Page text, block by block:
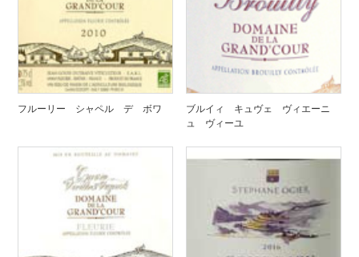
フルーリー シャペル デ ボワ
ブルイィ キュヴェ ヴィエーニ
ュ ヴィーユ